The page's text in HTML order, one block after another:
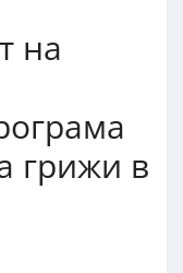
на
грижи в